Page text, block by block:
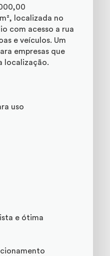
localizada no
com acesso a rua
e veículos. Um
empresas que
localização.
uso
e ótima